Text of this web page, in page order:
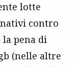
lotte
contro
la pena di
(nelle altre